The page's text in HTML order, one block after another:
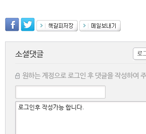
소셜댓글
원하는 계정으로 로그인 후 댓글을 작성하여